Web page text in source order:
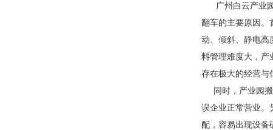
广州白云产业园
翻车的主要原因。
动、倾斜、静电高
料管理难度大，产
存在极大的经营与
同时，产业园搬
误企业正常营业。
配，容易出现设备